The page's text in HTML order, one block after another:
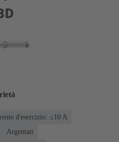
d'esercizio: ≤10 A
Argentati